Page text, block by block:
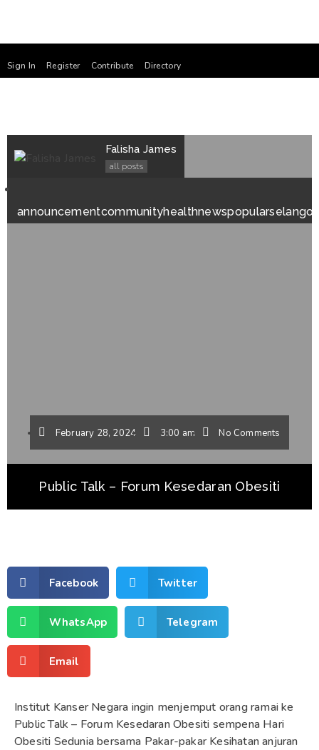
Sign In Register Contribute Directory
Falisha James
all posts
announcementcommunityhealthnewspopularselangor
February 28, 2024 3:00 am No Comments
Public Talk – Forum Kesedaran Obesiti
Facebook Twitter
WhatsApp Telegram
Email
Institut Kanser Negara ingin menjemput orang ramai ke
Public Talk – Forum Kesedaran Obesiti sempena Hari
Obesiti Sedunia bersama Pakar-pakar Kesihatan anjuran